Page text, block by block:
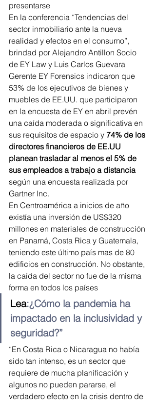
presentarse
En la conferencia “Tendencias del
sector inmobiliario ante la nueva
realidad y efectos en el consumo”,
brindad por Alejandro Antillon Socio
de EY Law y Luis Carlos Guevara
Gerente EY Forensics indicaron que
53% de los ejecutivos de bienes y
muebles de EE.UU. que participaron
en la encuesta de EY en abril prevén
una caída moderada o significativa en
sus requisitos de espacio y 74% de los
directores financieros de EE.UU
planean trasladar al menos el 5% de
sus empleados a trabajo a distancia
según una encuesta realizada por
Gartner Inc.
En Centroamérica a inicios de año
existía una inversión de US$320
millones en materiales de construcción
en Panamá, Costa Rica y Guatemala,
teniendo este último país mas de 80
edificios en construcción. No obstante,
la caída del sector no fue de la misma
forma en todos los países
Lea:¿Cómo la pandemia ha
impactado en la inclusividad y
seguridad?”
“En Costa Rica o Nicaragua no había
sido tan intenso, es un sector que
requiere de mucha planificación y
algunos no pueden pararse, el
verdadero efecto en la crisis dentro de